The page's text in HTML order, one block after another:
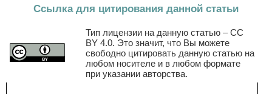
Ссылка для цитирования данной статьи
Тип лицензии на данную статью – CC
BY 4.0. Это значит, что Вы можете
свободно цитировать данную статью на
любом носителе и в любом формате
при указании авторства.